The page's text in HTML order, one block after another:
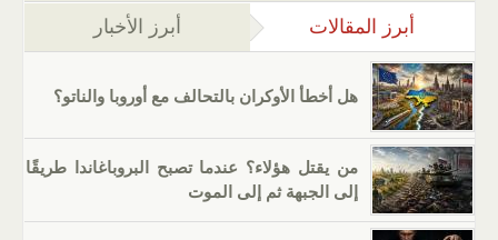
أبرز المقالات (علامة التبويب النشطة)
أبرز الأخبار
هل أخطأ الأوكران بالتحالف مع أوروبا والناتو؟
من يقتل هؤلاء؟ عندما تصبح البروباغاندا طريقًا
إلى الجبهة ثم إلى الموت